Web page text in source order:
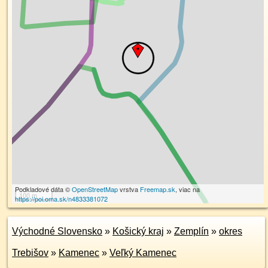
100 m
Podkladové dáta ©OpenStreetMapvrstva Freemap.sk, viac na
https://poi.oma.sk/n4833381072
Východné Slovensko » Košický kraj » Zemplín » okres
Trebišov » Kamenec » Veľký Kamenec